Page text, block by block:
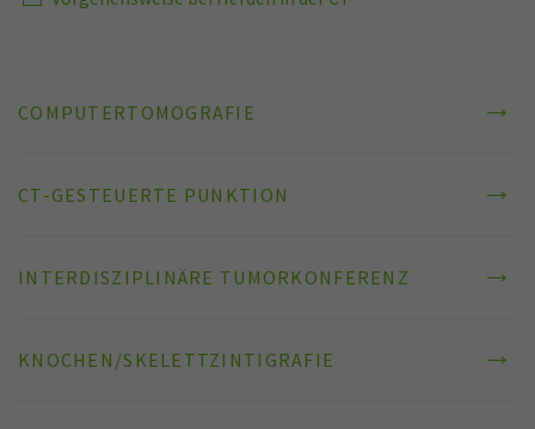
COMPUTERTOMOGRAFIE
CT-GESTEUERTE PUNKTION
INTERDISZIPLINÄRE TUMORKONFERENZ
KNOCHEN/SKELETTZINTIGRAFIE